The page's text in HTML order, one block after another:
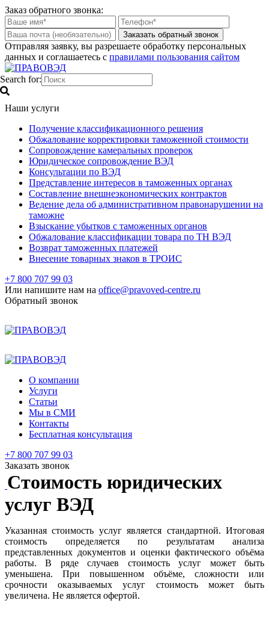
Заказ обратного звонка:
Отправляя заявку, вы разрешаете обработку персональных
данных и соглашаетесь с правилами пользования сайтом
Search for:
Наши услуги
Получение классификационного решения
Обжалование корректировки таможенной стоимости
Сопровождение камеральных проверок
Юридическое сопровождение ВЭД
Консультации по ВЭД
Представление интересов в таможенных органах
Составление внешнеэкономических контрактов
Ведение дела об административном правонарушении на
таможне
Взыскание убытков с таможенных органов
Обжалование классификации товара по ТН ВЭД
Возврат таможенных платежей
Внесение товарных знаков в ТРОИС
+7 800 707 99 03
Или напишите нам на office@pravoved-centre.ru
Обратный звонок
О компании
Услуги
Статьи
Мы в СМИ
Контакты
Бесплатная консультация
+7 800 707 99 03
Заказать звонок
Стоимость юридических
услуг ВЭД
Указанная стоимость услуг является стандартной. Итоговая
стоимость определяется по результатам анализа
представленных документов и оценки фактического объёма
работы. В ряде случаев стоимость услуг может быть
уменьшена. При повышенном объёме, сложности или
срочности оказываемых услуг стоимость может быть
увеличена. Не является офертой.